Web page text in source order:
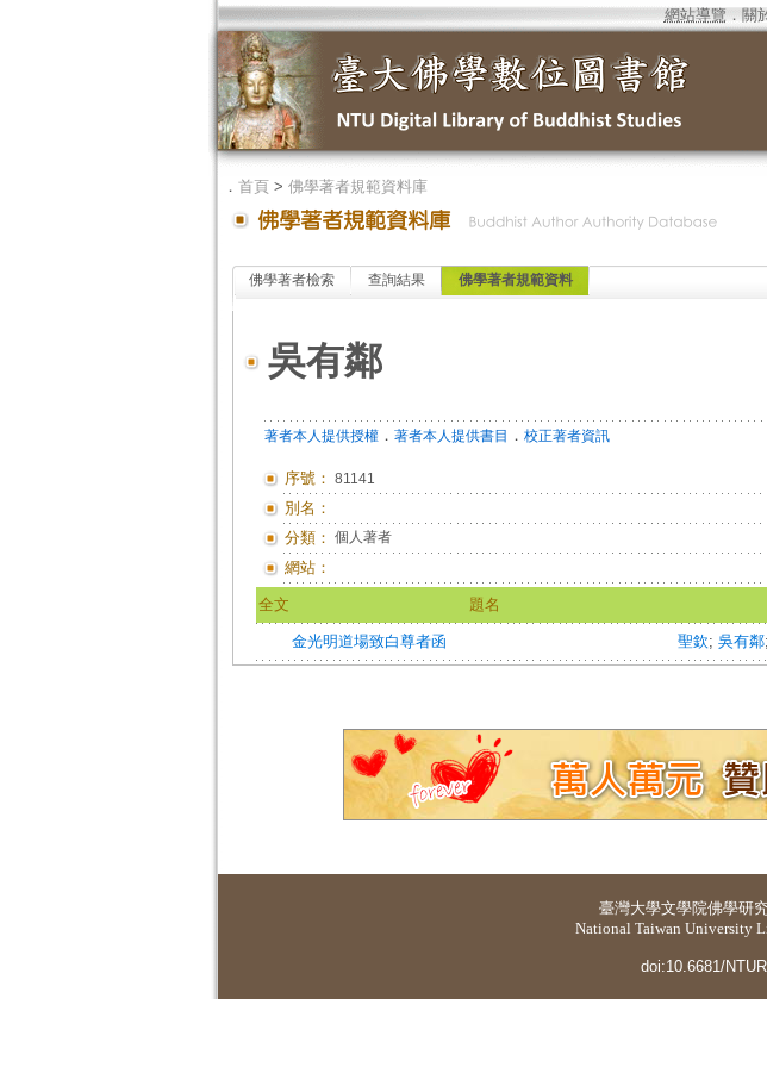
網站導覽 ． 關
． 首頁> 佛學著者規範資料庫
佛學著者檢索 查詢結果 佛學著者規範資料
吳有鄰
著者本人提供授權． 著者本人提供書目 ． 校正著者資訊
序號： 81141
別名：
分類： 個人著者
網站：
全文 題名
金光明道場致白尊者函 聖欽; 吳有鄰;
臺灣大學文學院佛學研
National Taiwan University
doi:10.6681/